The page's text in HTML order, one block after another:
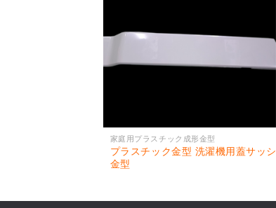
家庭用プラスチック成形金型
プラスチック金型 洗濯機用蓋サッシ
金型